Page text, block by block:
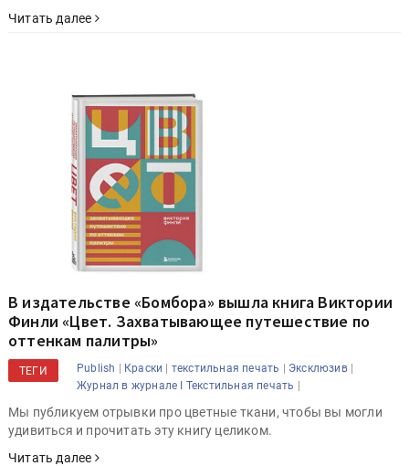
Читать далее
В издательстве «Бомбора» вышла книга Виктории
Финли «Цвет. Захватывающее путешествие по
оттенкам палитры»
ТЕГИ Publish | Краски | текстильная печать | Эксклюзив|
Журнал в журнале I Текстильная печать |
Мы публикуем отрывки про цветные ткани, чтобы вы могли
удивиться и прочитать эту книгу целиком.
Читать далее